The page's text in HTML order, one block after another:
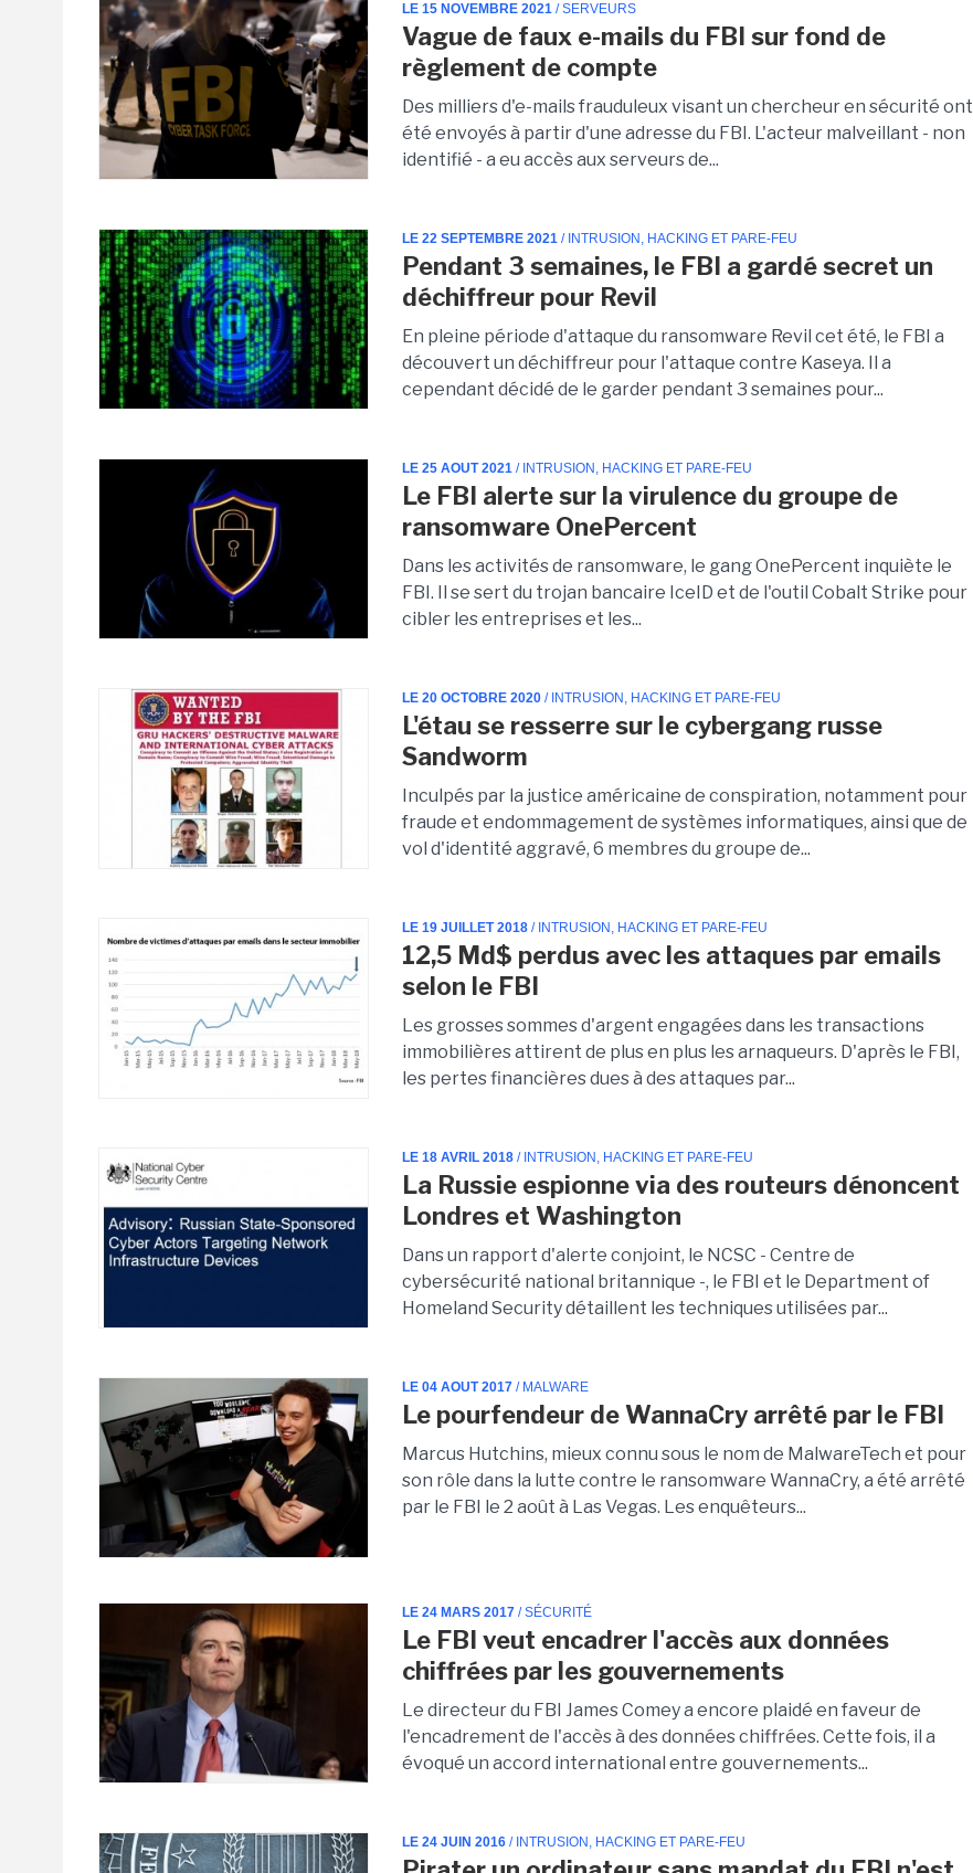
LE 15 NOVEMBRE 2021 / SERVEURS
Vague de faux e-mails du FBI sur fond de
règlement de compte
Des milliers d'e-mails frauduleux visant un chercheur en sécurité ont
été envoyés à partir d'une adresse du FBI. L'acteur malveillant - non
identifié - a eu accès aux serveurs de...
LE 22 SEPTEMBRE 2021 / INTRUSION, HACKING ET PARE-FEU
Pendant 3 semaines, le FBI a gardé secret un
déchiffreur pour Revil
En pleine période d'attaque du ransomware Revil cet été, le FBI a
découvert un déchiffreur pour l'attaque contre Kaseya. Il a
cependant décidé de le garder pendant 3 semaines pour...
LE 25 AOUT 2021 / INTRUSION, HACKING ET PARE-FEU
Le FBI alerte sur la virulence du groupe de
ransomware OnePercent
Dans les activités de ransomware, le gang OnePercent inquiète le
FBI. Il se sert du trojan bancaire IceID et de l'outil Cobalt Strike pour
cibler les entreprises et les...
LE 20 OCTOBRE 2020 / INTRUSION, HACKING ET PARE-FEU
L'étau se resserre sur le cybergang russe
Sandworm
Inculpés par la justice américaine de conspiration, notamment pour
fraude et endommagement de systèmes informatiques, ainsi que de
vol d'identité aggravé, 6 membres du groupe de...
LE 19 JUILLET 2018 / INTRUSION, HACKING ET PARE-FEU
12,5 Md$ perdus avec les attaques par emails
selon le FBI
Les grosses sommes d'argent engagées dans les transactions
immobilières attirent de plus en plus les arnaqueurs. D'après le FBI,
les pertes financières dues à des attaques par...
LE 18 AVRIL 2018 / INTRUSION, HACKING ET PARE-FEU
La Russie espionne via des routeurs dénoncent
Londres et Washington
Dans un rapport d'alerte conjoint, le NCSC - Centre de
cybersécurité national britannique -, le FBI et le Department of
Homeland Security détaillent les techniques utilisées par...
LE 04 AOUT 2017 / MALWARE
Le pourfendeur de WannaCry arrêté par le FBI
Marcus Hutchins, mieux connu sous le nom de MalwareTech et pour
son rôle dans la lutte contre le ransomware WannaCry, a été arrêté
par le FBI le 2 août à Las Vegas. Les enquêteurs...
LE 24 MARS 2017 / SÉCURITÉ
Le FBI veut encadrer l'accès aux données
chiffrées par les gouvernements
Le directeur du FBI James Comey a encore plaidé en faveur de
l'encadrement de l'accès à des données chiffrées. Cette fois, il a
évoqué un accord international entre gouvernements...
LE 24 JUIN 2016 / INTRUSION, HACKING ET PARE-FEU